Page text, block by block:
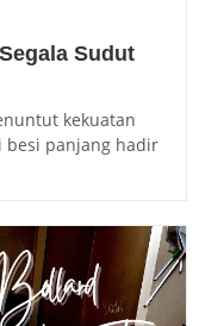
Sudut
kekuatan
besi panjang hadir